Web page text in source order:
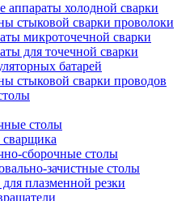
аппараты холодной сварки
стыковой сварки проволоки
микроточечной сварки
для точечной сварки
батарей
стыковой сварки проводов
столы
сборочные столы
зачистные столы
плазменной резки